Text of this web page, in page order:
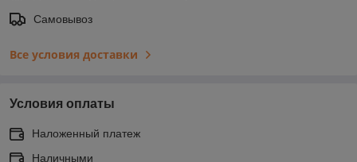
Самовывоз
Все условия доставки
Условия оплаты
Наложенный платеж
Наличными